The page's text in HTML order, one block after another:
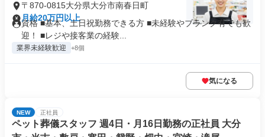
〒870-0815大分県大分市南春日町
月給20万円以上
資格 ■基本、土日祝勤務できる方 ■未経験やブランク有でも歓
迎！ ■レジや接客業の経験...
業界未経験歓迎 +8個
気になる
NEW 正社員
ペット葬儀スタッフ 週4日・月16日勤務の正社員 大分